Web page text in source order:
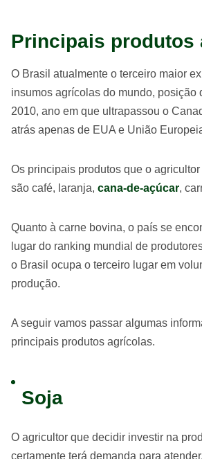
Principais produtos
O Brasil atualmente o terceiro maior
insumos agrícolas do mundo, posição
2010, ano em que ultrapassou o
atrás apenas de EUA e União
Os principais produtos que o agricultor
são café, laranja, cana-de-açúcar,
Quanto à carne bovina, o país se
lugar do ranking mundial de
o Brasil ocupa o terceiro lugar em
produção.
A seguir vamos passar algumas
principais produtos agrícolas.
Soja
O agricultor que decidir investir na
certamente terá demanda para